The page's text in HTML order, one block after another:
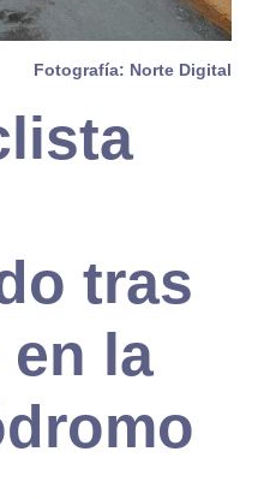
Fotografía: Norte Digital
tras
la